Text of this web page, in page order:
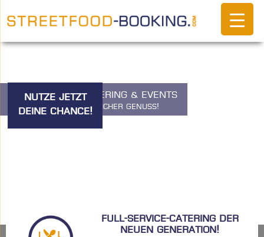
Foodtrucks, Catering & Events
Ein Klick, unvergesslicher Genuss!
Full-Service-Catering der
neuen Generation!
Nutze jetzt
deine Chance!